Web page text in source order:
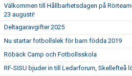
Välkommen till Hållbarhetsdagen på
23 augusti!
Deltagaravgifter 2025
Nu startar fotbollslek för barn födda 2019
Röbäck Camp och Fotbollsskola
RF-SISU bjuder in till Ledarforum, Skellefteå